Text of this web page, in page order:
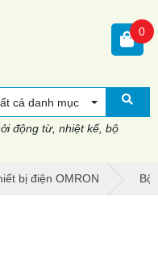
cả danh mục
động từ, nhiệt kế, bộ
0
bị điện OMRON Bộ